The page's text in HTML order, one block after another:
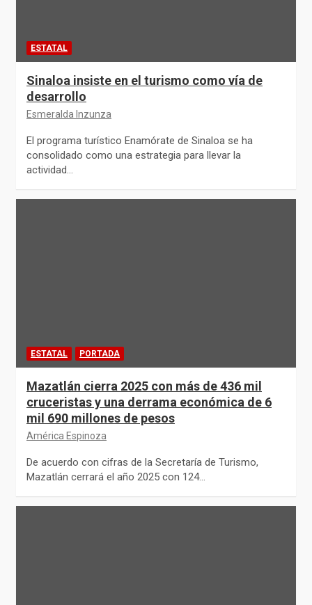
ESTATAL
Sinaloa insiste en el turismo como vía de
desarrollo
Esmeralda Inzunza
El programa turístico Enamórate de Sinaloa se ha
consolidado como una estrategia para llevar la
actividad…
ESTATAL PORTADA
Mazatlán cierra 2025 con más de 436 mil
cruceristas y una derrama económica de 6
mil 690 millones de pesos
América Espinoza
De acuerdo con cifras de la Secretaría de Turismo,
Mazatlán cerrará el año 2025 con 124…